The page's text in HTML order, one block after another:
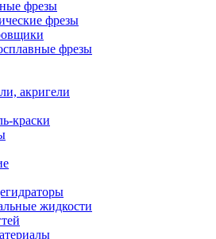
фрезы
фрезы
фрезы
акригели
краски
жидкости